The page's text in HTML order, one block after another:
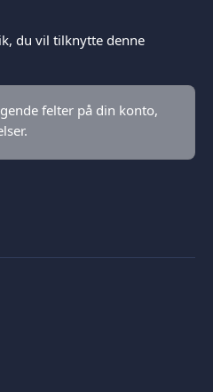
du vil tilknytte denne
felter på din konto,